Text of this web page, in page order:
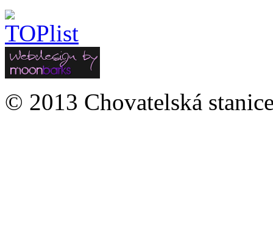
© 2013 Chovatelská